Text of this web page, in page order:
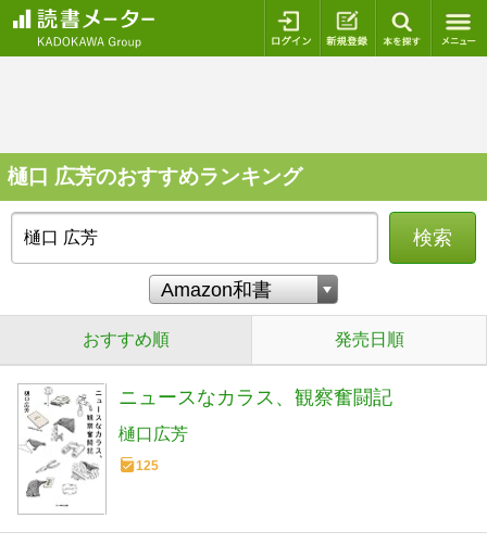
ログイン 新規登録
樋口 広芳のおすすめランキング
検索
おすすめ順 発売日順
ニュースなカラス、観察奮闘記
樋口広芳
125